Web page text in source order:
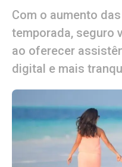
Com o aumento
temporada, seguro
ao oferecer
digital e mais